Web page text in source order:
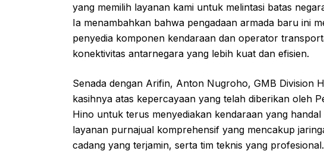
yang memilih layanan kami untuk melintasi batas
Ia menambahkan bahwa pengadaan armada baru ini
penyedia komponen kendaraan dan operator
konektivitas antarnegara yang lebih kuat dan efisien.
Senada dengan Arifin, Anton Nugroho, GMB Division
kasihnya atas kepercayaan yang telah diberikan oleh
Hino untuk terus menyediakan kendaraan yang
layanan purnajual komprehensif yang mencakup
cadang yang terjamin, serta tim teknis yang